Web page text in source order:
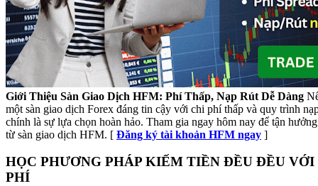
Giới Thiệu Sàn Giao Dịch HFM: Phí Thấp, Nạp Rút Dễ Dàng
một sàn giao dịch Forex đáng tin cậy với chi phí thấp và quy trình
chính là sự lựa chọn hoàn hảo. Tham gia ngay hôm nay để tận
từ sàn giao dịch HFM. [ Đăng ký tài khoản HFM ngay ]
HỌC PHƯƠNG PHÁP KIẾM TIỀN ĐỀU ĐỀU
PHÍ